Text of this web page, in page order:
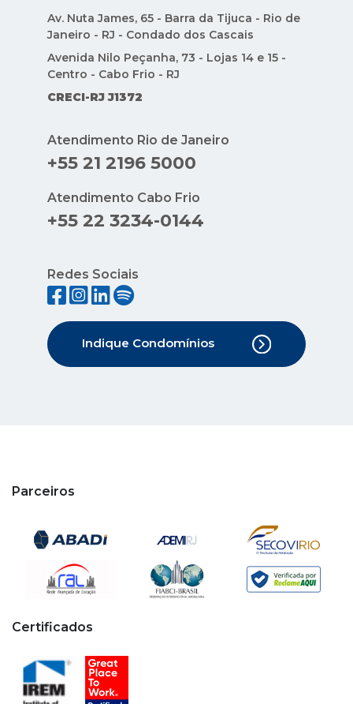
Av. Nuta James, 65 - Barra da Tijuca - Rio de
Janeiro - RJ - Condado dos Cascais
Avenida Nilo Peçanha, 73 - Lojas 14 e 15 -
Centro - Cabo Frio - RJ
CRECI-RJ J1372
Atendimento Rio de Janeiro
+55 21 2196 5000
Atendimento Cabo Frio
+55 22 3234-0144
Redes Sociais
Indique Condomínios
Parceiros
Certificados